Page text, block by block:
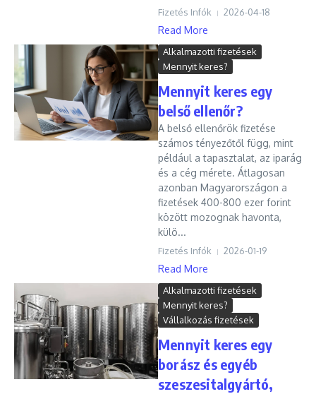
Fizetés Infók 2026-04-18
Read More
Alkalmazotti fizetések
Mennyit keres?
Mennyit keres egy
belső ellenőr?
A belső ellenőrök fizetése
számos tényezőtől függ, mint
például a tapasztalat, az iparág
és a cég mérete. Átlagosan
azonban Magyarországon a
fizetések 400-800 ezer forint
között mozognak havonta,
külö...
Fizetés Infók 2026-01-19
Read More
Alkalmazotti fizetések
Mennyit keres?
Vállalkozás fizetések
Mennyit keres egy
borász és egyéb
szeszesitalgyártó,